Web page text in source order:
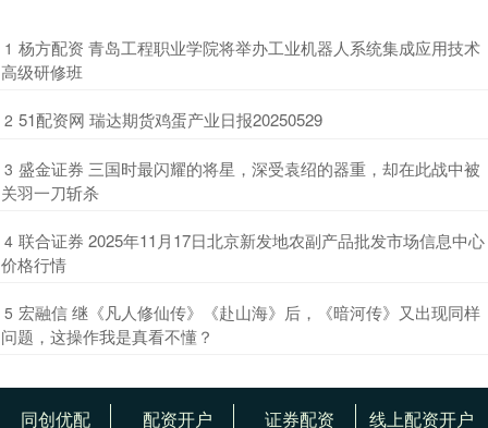
1 ​杨方配资 青岛工程职业学院将举办工业机器人系统集成应用技术
高级研修班
2 ​51配资网 瑞达期货鸡蛋产业日报20250529
3 ​盛金证券 三国时最闪耀的将星，深受袁绍的器重，却在此战中被
关羽一刀斩杀
4 ​联合证券 2025年11月17日北京新发地农副产品批发市场信息中心
价格行情
5 ​宏融信 继《凡人修仙传》《赴山海》后，《暗河传》又出现同样
问题，这操作我是真看不懂？
同创优配 配资开户 证券配资 线上配资开户